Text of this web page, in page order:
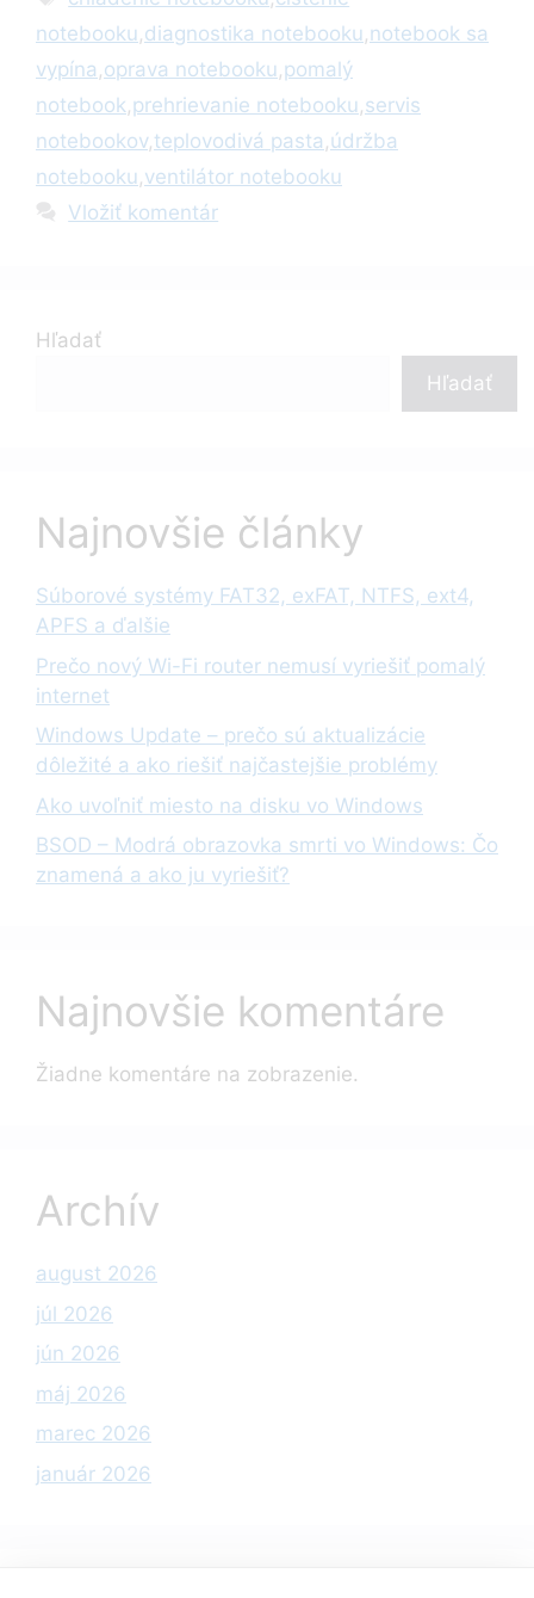
notebooku,diagnostika notebooku,notebook sa
vypína ,oprava notebooku,pomalý
notebook,prehrievanie notebooku,servis
notebookov,teplovodivá pasta ,údržba
notebooku,ventilátor notebooku
Vložiť komentár
Hľadať
Hľadať
Najnovšie články
Súborové systémy FAT32, exFAT, NTFS, ext4,
APFS a ďalšie
Prečo nový Wi-Fi router nemusí vyriešiť pomalý
internet
Windows Update – prečo sú aktualizácie
dôležité a ako riešiť najčastejšie problémy
Ako uvoľniť miesto na disku vo Windows
BSOD – Modrá obrazovka smrti vo Windows: Čo
znamená a ako ju vyriešiť?
Najnovšie komentáre
Žiadne komentáre na zobrazenie.
Archív
august 2026
júl 2026
jún 2026
máj 2026
marec 2026
január 2026